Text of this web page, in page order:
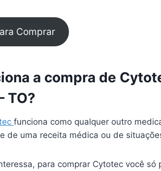
Comprar
a compra de
TO?
funciona como qualquer outro
de uma receita médica ou de
para comprar Cytotec você só